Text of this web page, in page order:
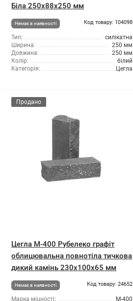
Біла 250х88х250 мм
Немає в наявності Код товару: 104098
Тип:
силікатна
Ширина:
250 мм
Довжина:
250 мм
Колір:
білий
Категорія:
Цегла
Продано
Цегла М-400 Рубелеко графіт
облицювальна повнотіла тичкова
дикий камінь 230x100x65 мм
Немає в наявності Код товару: 24652
Марка міцності: М-400